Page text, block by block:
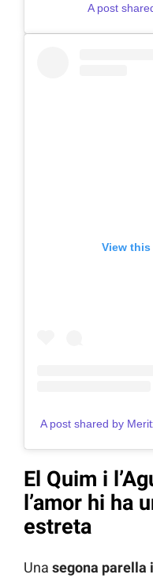
A post
View
A post shared by
El Quim i
l’amor hi ha
estreta
Una segona parella